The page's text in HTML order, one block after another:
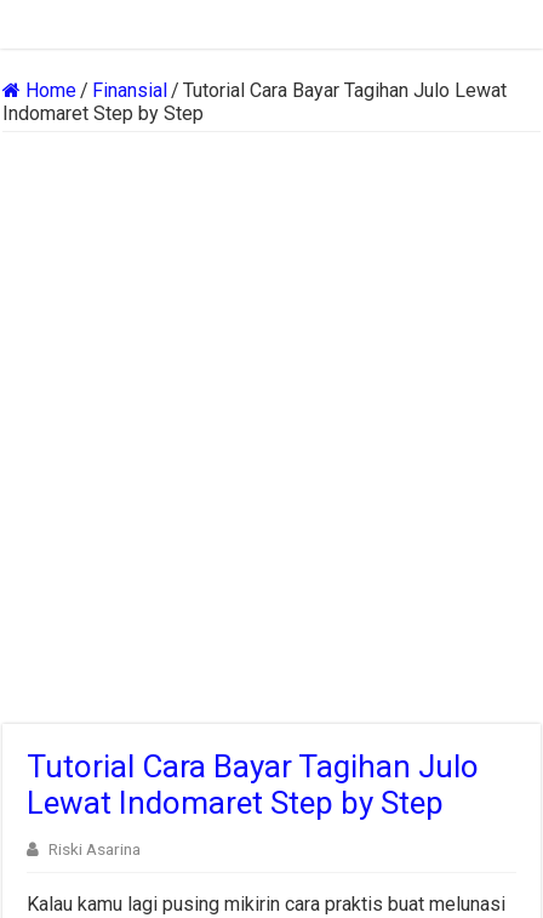
Home/ Finansial/ Tutorial Cara Bayar Tagihan Julo Lewat
Indomaret Step by Step
Tutorial Cara Bayar Tagihan Julo
Lewat Indomaret Step by Step
Riski Asarina
Kalau kamu lagi pusing mikirin cara praktis buat melunasi